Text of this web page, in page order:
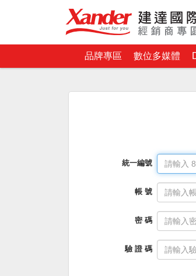
品牌專區 數位多媒體
統一編號
帳 號
密 碼
驗 證 碼